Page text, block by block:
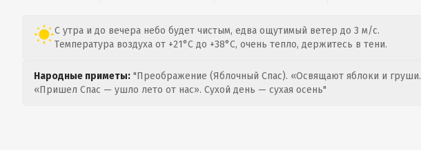
С утра и до вечера небо будет чистым, едва ощутимый ветер до 3 м/с.
Температура воздуха от +21°C до +38°C, очень тепло, держитесь в тени.
Народные приметы: "Преображение (Яблочный Спас). «Освящают яблоки и груши.
«Пришел Спас — ушло лето от нас». Сухой день — сухая осень"